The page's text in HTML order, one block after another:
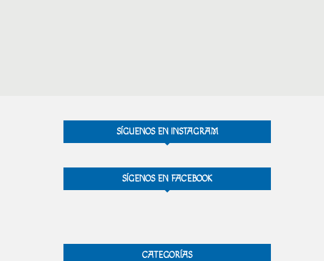
SÍGUENOS EN INSTAGRAM
SÍGENOS EN FACEBOOK
CATEGORÍAS